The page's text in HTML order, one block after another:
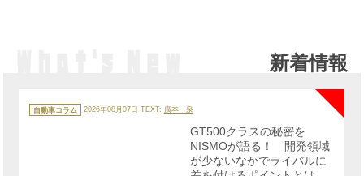
新着情報
テ
ゴ
自動車コラム 2026年08月07日 TEXT: 廣本 泉
NEW
GT500クラスの秘密を
NISMOが語る！ 開発領域
が少ないなかでライバルに